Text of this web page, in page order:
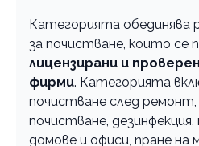
Категорията обединява
за почистване, които се
лицензирани и
фирми. Категорията
почистване след ремонт,
почистване,
домове и офиси, пране на